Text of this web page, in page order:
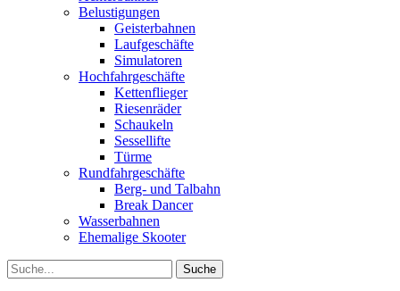
Belustigungen
Geisterbahnen
Laufgeschäfte
Simulatoren
Hochfahrgeschäfte
Kettenflieger
Riesenräder
Schaukeln
Sessellifte
Türme
Rundfahrgeschäfte
Berg- und Talbahn
Break Dancer
Wasserbahnen
Ehemalige Skooter